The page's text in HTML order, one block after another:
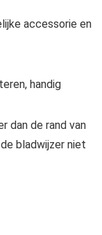
accessorie en
handig
dan de rand van
bladwijzer niet